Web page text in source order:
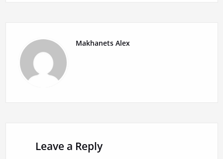
Makhanets Alex
Leave a Reply